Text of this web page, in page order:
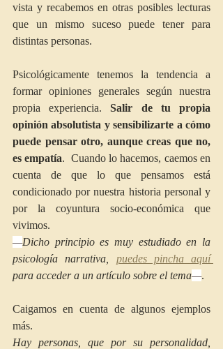
vista y recabemos en otras posibles lecturas
que un mismo suceso puede tener para
distintas personas.
Psicológicamente tenemos la tendencia a
formar opiniones generales según nuestra
propia experiencia. Salir de tu propia
opinión absolutista y sensibilizarte a cómo
puede pensar otro, aunque creas que no,
es empatía.  Cuando lo hacemos, caemos en
cuenta de que lo que pensamos está
condicionado por nuestra historia personal y
por la coyuntura socio-económica que
vivimos.
—Dicho principio es muy estudiado en la
psicología narrativa,
puedes pincha aquí
para acceder a un artículo sobre el tema—.
Caigamos en cuenta de algunos ejemplos
más.
Hay personas, que por su personalidad,